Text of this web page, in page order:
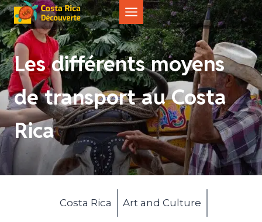
Aller
au
contenu
Les différents moyens
de transport au Costa
Rica
Costa Rica Art and Culture